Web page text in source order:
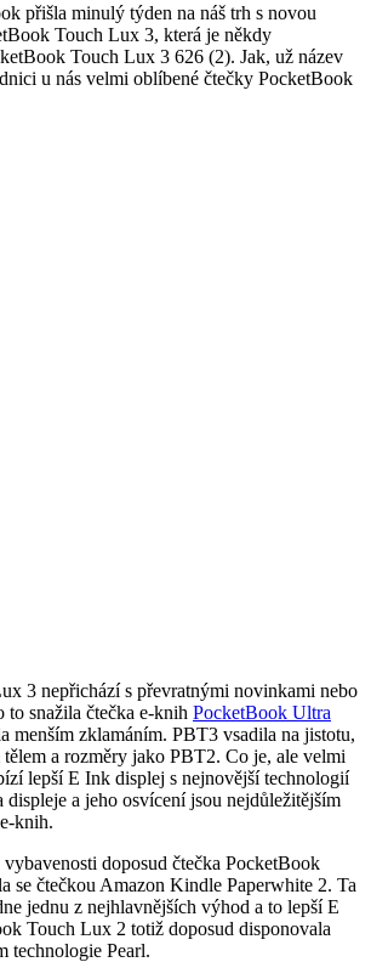
přišla minulý týden na náš trh s novou
Touch Lux 3, která je někdy
Touch Lux 3 626 (2). Jak, už název
u nás velmi oblíbené čtečky PocketBook
3 nepřichází s převratnými novinkami nebo
to snažila čtečka e-knih PocketBook Ultra
menším zklamáním. PBT3 vsadila na jistotu,
a rozměry jako PBT2. Co je, ale velmi
lepší E Ink displej s nejnovější technologií
displeje a jeho osvícení jsou nejdůležitějším
knih.
doposud čtečka PocketBook
se čtečkou Amazon Kindle Paperwhite 2. Ta
jednu z nejhlavnějších výhod a to lepší E
Touch Lux 2 totiž doposud disponovala
technologie Pearl.